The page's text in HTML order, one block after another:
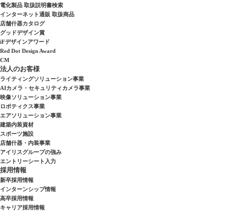
電化製品 取扱説明書検索
インターネット通販 取扱商品
店舗什器カタログ
グッドデザイン賞
iFデザインアワード
Red Dot Design Award
CM
法人のお客様
ライティングソリューション事業
AIカメラ・セキュリティカメラ事業
映像ソリューション事業
ロボティクス事業
エアソリューション事業
建築内装資材
スポーツ施設
店舗什器・内装事業
アイリスグループの強み
エントリーシート入力
採用情報
新卒採用情報
インターンシップ情報
高卒採用情報
キャリア採用情報